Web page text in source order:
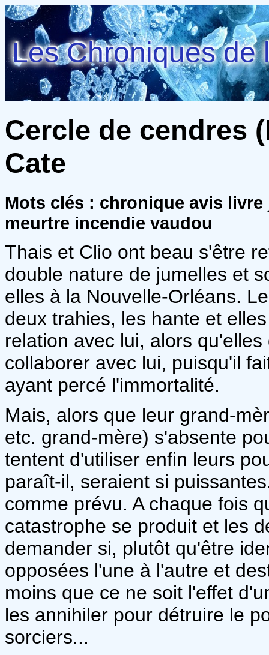
Les Chroniques de
Cercle de cendres
Cate
Mots clés : chronique avis
meurtre incendie vaudou
Thais et Clio ont beau s'être
double nature de jumelles et
elles à la Nouvelle-Orléans.
deux trahies, les hante et
relation avec lui, alors
collaborer avec lui, puisqu'il
ayant percé l'immortalité.
Mais, alors que leur grand-
etc. grand-mère) s'absente
tentent d'utiliser enfin leurs
paraît-il, seraient si
comme prévu. A chaque fois
catastrophe se produit et les
demander si, plutôt qu'être
opposées l'une à l'autre et
moins que ce ne soit l'effet
les annihiler pour détruire le
sorciers...